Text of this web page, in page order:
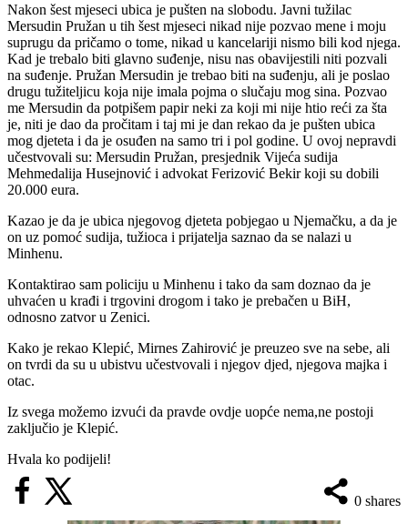
Nakon šest mjeseci ubica je pušten na slobodu. Javni tužilac
Mersudin Pružan u tih šest mjeseci nikad nije pozvao mene i moju
suprugu da pričamo o tome, nikad u kancelariji nismo bili kod njega.
Kad je trebalo biti glavno suđenje, nisu nas obavijestili niti pozvali
na suđenje. Pružan Mersudin je trebao biti na suđenju, ali je poslao
drugu tužiteljicu koja nije imala pojma o slučaju mog sina. Pozvao
me Mersudin da potpišem papir neki za koji mi nije htio reći za šta
je, niti je dao da pročitam i taj mi je dan rekao da je pušten ubica
mog djeteta i da je osuđen na samo tri i pol godine. U ovoj nepravdi
učestvovali su: Mersudin Pružan, presjednik Vijeća sudija
Mehmedalija Husejnović i advokat Ferizović Bekir koji su dobili
20.000 eura.
Kazao je da je ubica njegovog djeteta pobjegao u Njemačku, a da je
on uz pomoć sudija, tužioca i prijatelja saznao da se nalazi u
Minhenu.
Kontaktirao sam policiju u Minhenu i tako da sam doznao da je
uhvaćen u krađi i trgovini drogom i tako je prebačen u BiH,
odnosno zatvor u Zenici.
Kako je rekao Klepić, Mirnes Zahirović je preuzeo sve na sebe, ali
on tvrdi da su u ubistvu učestvovali i njegov djed, njegova majka i
otac.
Iz svega možemo izvući da pravde ovdje uopće nema,ne postoji
zaključio je Klepić.
Hvala ko podijeli!
0 shares